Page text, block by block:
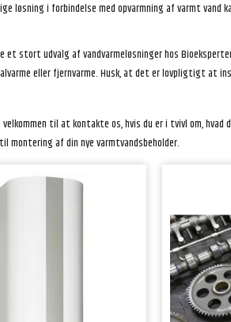
løsning i forbindelse med opvarmning af varmt vand
et stort udvalg af vandvarmeløsninger hos
eller fjernvarme. Husk, at det er lovpligtigt at
til at kontakte os, hvis du er i tvivl om,
montering af din nye varmtvandsbeholder.